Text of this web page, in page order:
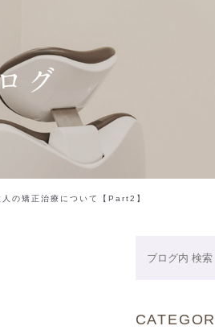
矯正治療
ホワイトニング
デンタルコーディネーター
グ
の矯正治療について【Part2】